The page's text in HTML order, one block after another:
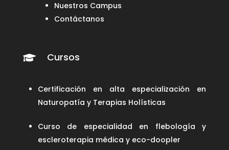
Nuestros Campus
Contáctanos
 Cursos
Certificación en alta especialización en
Naturopatía y Terapias Holísticas
Curso de especialidad en flebología y
escleroterapia médica y eco-doopler